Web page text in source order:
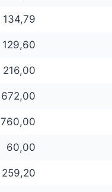
134,79
129,60
216,00
672,00
760,00
60,00
259,20